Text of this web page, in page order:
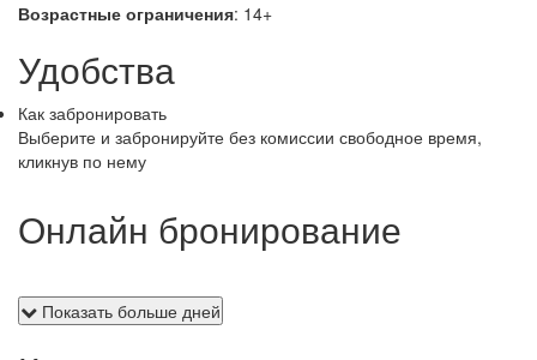
Возрастные ограничения: 14+
Удобства
Как забронировать
Выберите и забронируйте без комиссии свободное время,
кликнув по нему
Онлайн бронирование
Показать больше дней